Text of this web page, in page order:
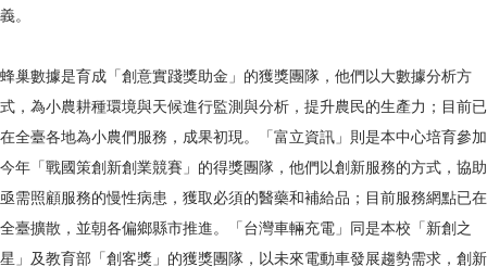
義。
蜂巢數據是育成「創意實踐獎助金」的獲獎團隊，他們以大數據分析方
式，為小農耕種環境與天候進行監測與分析，提升農民的生產力；目前已
在全臺各地為小農們服務，成果初現。「富立資訊」則是本中心培育參加
今年「戰國策創新創業競賽」的得獎團隊，他們以創新服務的方式，協助
亟需照顧服務的慢性病患，獲取必須的醫藥和補給品；目前服務網點已在
全臺擴散，並朝各偏鄉縣市推進。「台灣車輛充電」同是本校「新創之
星」及教育部「創客獎」的獲獎團隊，以未來電動車發展趨勢需求，創新